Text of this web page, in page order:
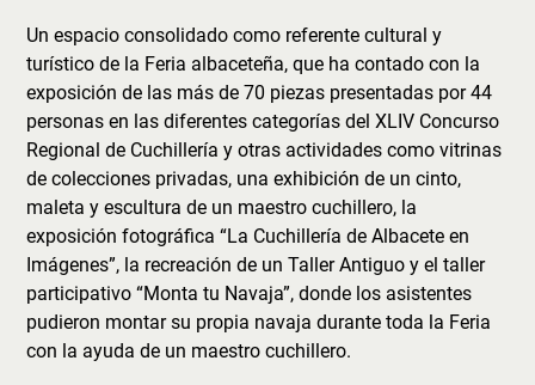
Un espacio consolidado como referente cultural y
turístico de la Feria albaceteña, que ha contado con la
exposición de las más de 70 piezas presentadas por 44
personas en las diferentes categorías del XLIV Concurso
Regional de Cuchillería y otras actividades como vitrinas
de colecciones privadas, una exhibición de un cinto,
maleta y escultura de un maestro cuchillero, la
exposición fotográfica “La Cuchillería de Albacete en
Imágenes”, la recreación de un Taller Antiguo y el taller
participativo “Monta tu Navaja”, donde los asistentes
pudieron montar su propia navaja durante toda la Feria
con la ayuda de un maestro cuchillero.